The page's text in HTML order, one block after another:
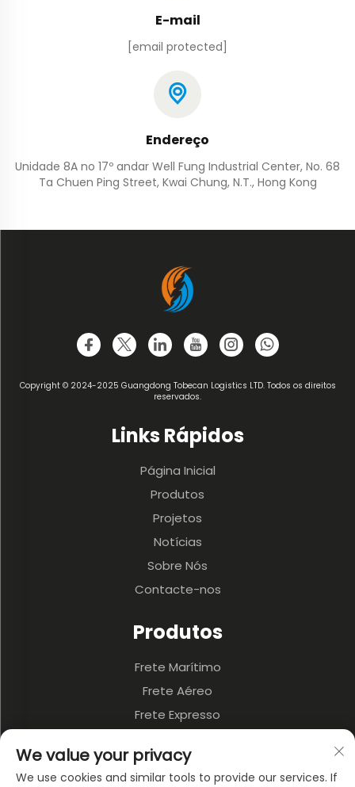
E-mail
[email protected]
Endereço
Unidade 8A no 17º andar Well Fung Industrial Center, No. 68
Ta Chuen Ping Street, Kwai Chung, N.T., Hong Kong
Copyright © 2024-2025 Guangdong Tobecan Logistics LTD. Todos os direitos
reservados.
Links Rápidos
Página Inicial
Produtos
Projetos
Notícias
Sobre Nós
Contacte-nos
Produtos
Frete Marítimo
Frete Aéreo
Frete Expresso
Transporte Terrestre
We value your privacy
We use cookies and similar tools to provide our services. If